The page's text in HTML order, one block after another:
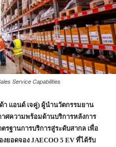
Service Capabilities
า แอนด์ เจคู่) ผู้นำนวัตกรรมยาน
ศความพร้อมด้านบริการหลังการ
รฐานการบริการสู่ระดับสากล เพื่อ
ยอดจอง JAECOO 5 EV ที่ได้รับ